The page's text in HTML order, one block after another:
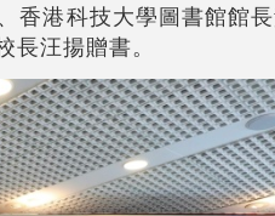
香港科技大學圖書館館
汪揚贈書。